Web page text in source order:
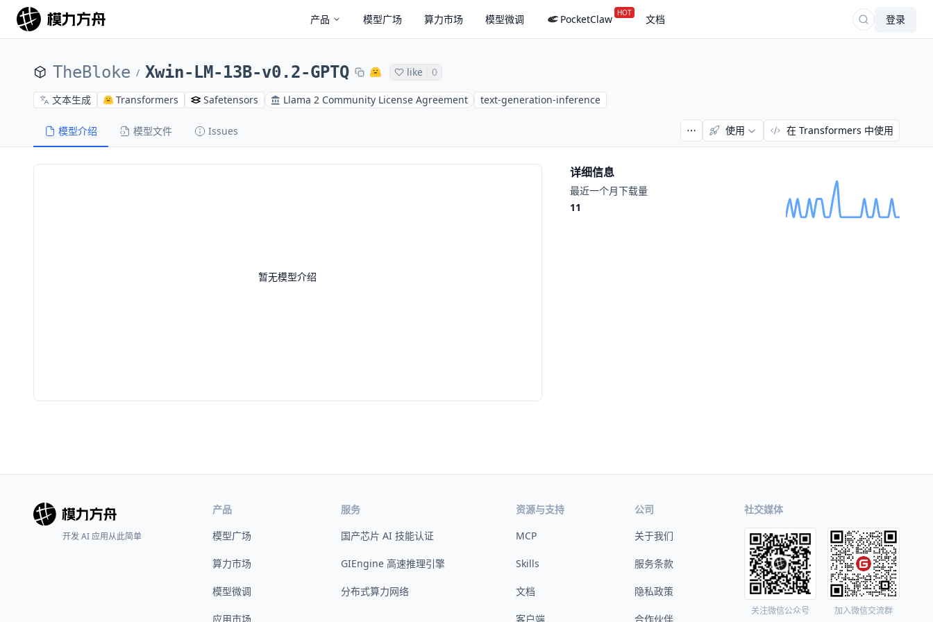
产品 模型广场 算力市场 模型微调 PocketClaw HOT 文档 登录
TheBloke / Xwin-LM-13B-v0.2-GPTQ like 0
文本生成 Transformers Safetensors Llama 2 Community License Agreement text-generation-inference
模型介绍 模型文件 Issues 使用 在 Transformers 中使用
暂无模型介绍
详细信息
最近一个月下载量
11
开发 AI 应用从此简单
产品
模型广场
算力市场
模型微调
应用市场
服务
国产芯片 AI 技能认证
GIEngine 高速推理引擎
分布式算力网络
资源与支持
MCP
Skills
文档
客户端
公司
关于我们
服务条款
隐私政策
合作伙伴
社交媒体
关注微信公众号 加入微信交流群